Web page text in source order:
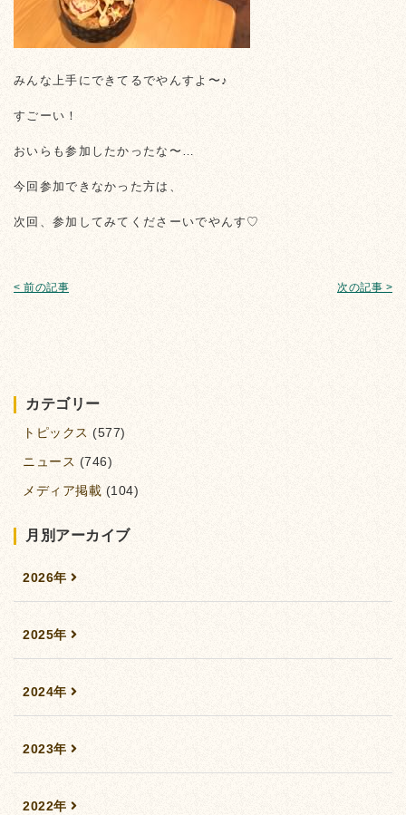
みんな上手にできてるでやんすよ〜♪
すごーい！
おいらも参加したかったな〜…
今回参加できなかった方は、
次回、参加してみてくださーいでやんす♡
< 前の記事 次の記事 >
カテゴリー
トピックス (577)
ニュース (746)
メディア掲載 (104)
月別アーカイブ
2026年
2025年
2024年
2023年
2022年